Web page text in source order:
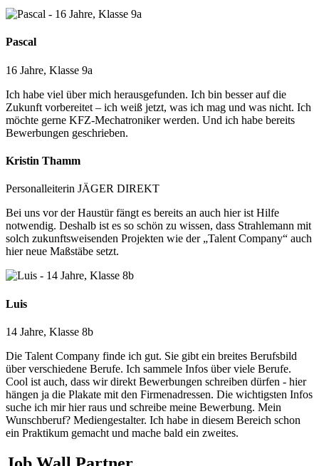
Pascal
16 Jahre, Klasse 9a
Ich habe viel über mich herausgefunden. Ich bin besser auf die
Zukunft vorbereitet – ich weiß jetzt, was ich mag und was nicht. Ich
möchte gerne KFZ-Mechatroniker werden. Und ich habe bereits
Bewerbungen geschrieben.
Kristin Thamm
Personalleiterin JÄGER DIREKT
Bei uns vor der Haustür fängt es bereits an auch hier ist Hilfe
notwendig. Deshalb ist es so schön zu wissen, dass Strahlemann mit
solch zukunftsweisenden Projekten wie der „Talent Company“ auch
hier neue Maßstäbe setzt.
Luis
14 Jahre, Klasse 8b
Die Talent Company finde ich gut. Sie gibt ein breites Berufsbild
über verschiedene Berufe. Ich sammele Infos über viele Berufe.
Cool ist auch, dass wir direkt Bewerbungen schreiben dürfen - hier
hängen ja die Plakate mit den Firmenadressen. Die wichtigsten Infos
suche ich mir hier raus und schreibe meine Bewerbung. Mein
Wunschberuf? Mediengestalter. Ich habe in diesem Bereich schon
ein Praktikum gemacht und mache bald ein zweites.